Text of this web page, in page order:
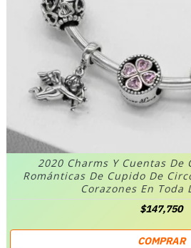
2020 Charms Y Cuentas De
Románticas De Cupido De
Corazones En Toda
$147,750
COMPRAR